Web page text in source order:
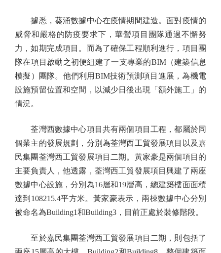
據悉，葵涌數據中心在疫情期間建造。面對疫情的
威脅和嚴格的防疫要求下，華營項目團隊通過不懈努
力，如期完成項目。而為了確保工程順利進行，項目團
隊在項目啟動之初便組建了一支專業的BIM（建築信息
模擬）團隊。他們利用BIM技術預測項目進展，為機電
設施預留位置和空間，以減少日後出現「額外施工」的
情況。
荃灣西數據中心項目共有兩個項目工程，都屬於同
個業主的發展規劃，分別為荃灣西工貿發展項目以及嘉
民集團荃灣西工貿發展項目二期。黃家豪是兩個項目的
主要負責人，他透露，荃灣西工貿發展項目興建了兩座
數據中心設施，分別為16層和19層高，總建築樓面面積
達到108215.4平方米。黃家豪表示，兩棟數據中心分別
被命名為Building1和Building3，目前正處於裝修階段。
至於嘉民集團荃灣西工貿發展項目二期，則包括了